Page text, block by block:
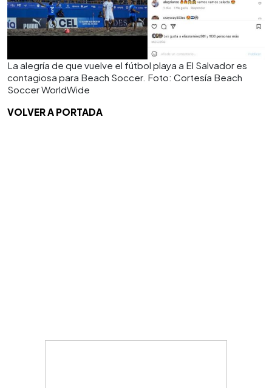
La alegría de que vuelve el fútbol playa a El Salvador es
contagiosa para Beach Soccer. Foto: Cortesía Beach
Soccer WorldWide
VOLVER A PORTADA